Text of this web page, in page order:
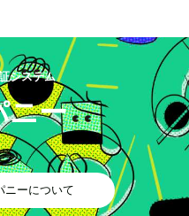
システム
ニー
ニーについて